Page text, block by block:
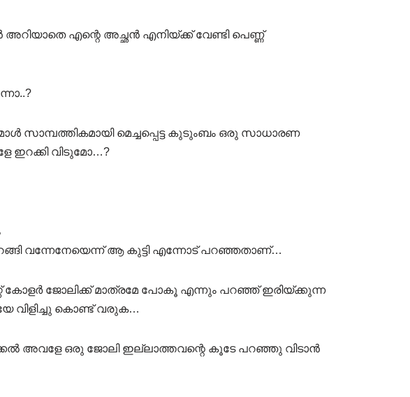
അറിയാതെ എന്റെ അച്ഛൻ എനിയ്ക്ക് വേണ്ടി പെണ്ണ്
സാമ്പത്തികമായി മെച്ചപ്പെട്ട കുടുംബം ഒരു സാധാരണ
ഇറക്കി വിടുമോ…?
വന്നേനേയെന്ന് ആ കുട്ടി എന്നോട് പറഞ്ഞതാണ്…
കോളർ ജോലിക്ക് മാത്രമേ പോകൂ എന്നും പറഞ്ഞ് ഇരിയ്ക്കുന്ന
വിളിച്ചു കൊണ്ട് വരുക…
അവളേ ഒരു ജോലി ഇല്ലാത്തവന്റെ കൂടേ പറഞ്ഞു വിടാൻ